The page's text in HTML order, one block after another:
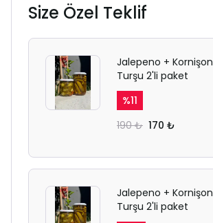
Size Özel Teklif
Jalepeno + Kornişon
Turşu 2'li paket
%11
190 ₺ 170 ₺
Jalepeno + Kornişon
Turşu 2'li paket